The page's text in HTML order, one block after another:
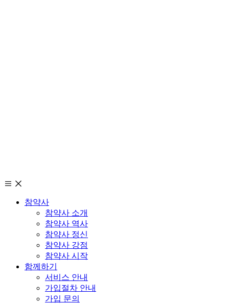
참약사
참약사 소개
참약사 역사
참약사 정신
참약사 강점
참약사 시작
함께하기
서비스 안내
가입절차 안내
가입 문의